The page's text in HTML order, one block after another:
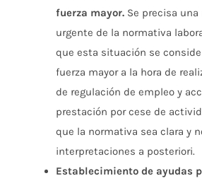
fuerza mayor. Se precisa
urgente de la normativa
que esta situación se
fuerza mayor a la hora de
de regulación de empleo y
prestación por cese de
que la normativa sea clara y
interpretaciones a posteriori.
Establecimiento de ayudas